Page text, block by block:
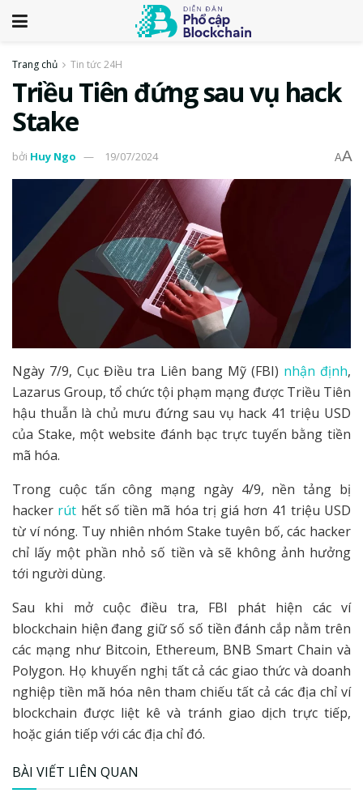
Trang chủ Tin tức 24H
Triều Tiên đứng sau vụ hack
Stake
bởi Huy Ngo 19/07/2024 AA
Ngày 7/9, Cục Điều tra Liên bang Mỹ (FBI) nhận định,
Lazarus Group, tổ chức tội phạm mạng được Triều Tiên
hậu thuẫn là chủ mưu đứng sau vụ hack 41 triệu USD
của Stake, một website đánh bạc trực tuyến bằng tiền
mã hóa.
Trong cuộc tấn công mạng ngày 4/9, nền tảng bị
hacker rút hết số tiền mã hóa trị giá hơn 41 triệu USD
từ ví nóng. Tuy nhiên nhóm Stake tuyên bố, các hacker
chỉ lấy một phần nhỏ số tiền và sẽ không ảnh hưởng
tới người dùng.
Sau khi mở cuộc điều tra, FBI phát hiện các ví
blockchain hiện đang giữ số số tiền đánh cắp nằm trên
các mạng như Bitcoin, Ethereum, BNB Smart Chain và
Polygon. Họ khuyến nghị tất cả các giao thức và doanh
nghiệp tiền mã hóa nên tham chiếu tất cả các địa chỉ ví
blockchain được liệt kê và tránh giao dịch trực tiếp,
hoặc gián tiếp với các địa chỉ đó.
BÀI VIẾT LIÊN QUAN